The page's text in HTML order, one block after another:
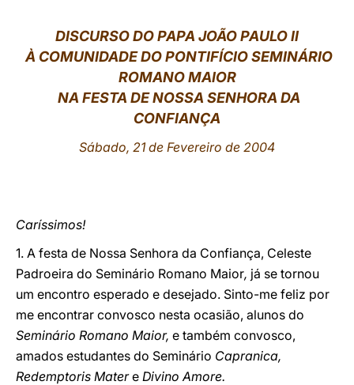
DISCURSO DO PAPA JOÃO PAULO II
À COMUNIDADE DO PONTIFÍCIO SEMINÁRIO
ROMANO MAIOR
NA FESTA DE NOSSA SENHORA DA
CONFIANÇA
Sábado, 21 de Fevereiro de 2004
Caríssimos!
1. A festa de Nossa Senhora da Confiança, Celeste
Padroeira do Seminário Romano Maior, já se tornou
um encontro esperado e desejado. Sinto-me feliz por
me encontrar convosco nesta ocasião, alunos do
Seminário Romano Maior, e também convosco,
amados estudantes do Seminário Capranica,
Redemptoris Matere Divino Amore.